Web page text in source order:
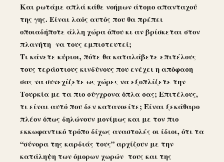
Και ρωτάμε απλά κάθε νοήμων άτομο απανταχού
της γης. Είναι λαός αυτός που θα πρέπει
οποιαδήποτε άλλη χώρα όπου κι αν βρίσκεται στον
πλανήτη να τους εμπιστευτεί;
Τι κάνετε κύριοι, πότε θα καταλάβετε επιτέλους
τους τεράστιους κινδύνους που ενέχει η απόφαση
σας να συνεχίζετε ως χώρες να εξοπλίζετε την
Τουρκία με τα πιο σύγχρονα όπλα σας; Επιτέλους,
τι είναι αυτό που δεν κατανοείτε; Είναι ξεκάθαρο
πλέον όπως δηλώνουν μονίμως και με τον πιο
εκκωφαντικό τρόπο δίχως αναστολές οι ίδιοι, ότι τα
“σύνορα της καρδιάς τους” αρχίζουν με την
κατάληψη των όμορων χωρών τους και της